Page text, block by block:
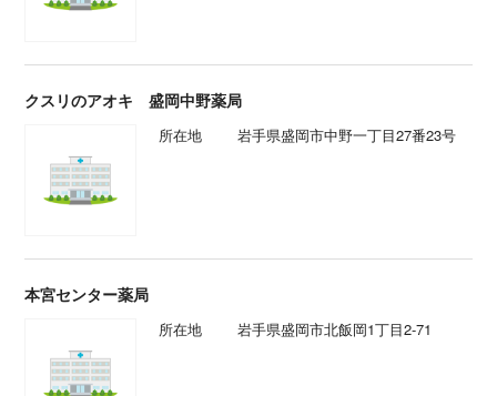
クスリのアオキ 盛岡中野薬局
所在地 岩手県盛岡市中野一丁目27番23号
本宮センター薬局
所在地 岩手県盛岡市北飯岡1丁目2-71